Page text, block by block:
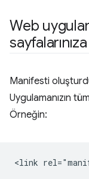
Web
Manifesti
Uygulamanızın
Örneğin: